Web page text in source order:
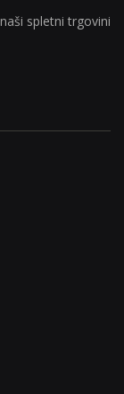
spletni trgovini